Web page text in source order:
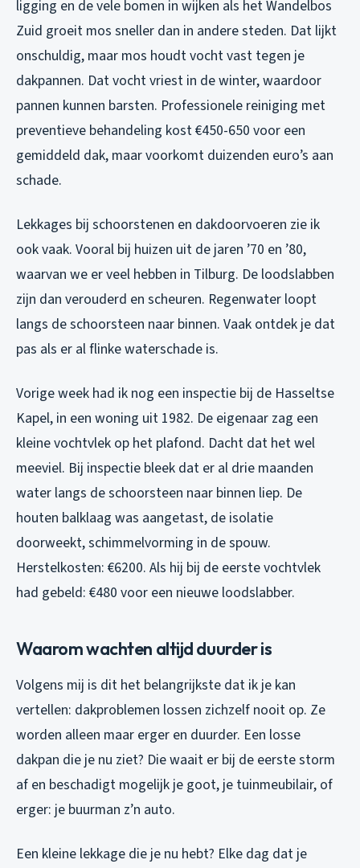
ligging en de vele bomen in wijken als het Wandelbos
Zuid groeit mos sneller dan in andere steden. Dat lijkt
onschuldig, maar mos houdt vocht vast tegen je
dakpannen. Dat vocht vriest in de winter, waardoor
pannen kunnen barsten. Professionele reiniging met
preventieve behandeling kost €450-650 voor een
gemiddeld dak, maar voorkomt duizenden euro’s aan
schade.
Lekkages bij schoorstenen en dakdoorvoeren zie ik
ook vaak. Vooral bij huizen uit de jaren ’70 en ’80,
waarvan we er veel hebben in Tilburg. De loodslabben
zijn dan verouderd en scheuren. Regenwater loopt
langs de schoorsteen naar binnen. Vaak ontdek je dat
pas als er al flinke waterschade is.
Vorige week had ik nog een inspectie bij de Hasseltse
Kapel, in een woning uit 1982. De eigenaar zag een
kleine vochtvlek op het plafond. Dacht dat het wel
meeviel. Bij inspectie bleek dat er al drie maanden
water langs de schoorsteen naar binnen liep. De
houten balklaag was aangetast, de isolatie
doorweekt, schimmelvorming in de spouw.
Herstelkosten: €6200. Als hij bij de eerste vochtvlek
had gebeld: €480 voor een nieuwe loodslabber.
Waarom wachten altijd duurder is
Volgens mij is dit het belangrijkste dat ik je kan
vertellen: dakproblemen lossen zichzelf nooit op. Ze
worden alleen maar erger en duurder. Een losse
dakpan die je nu ziet? Die waait er bij de eerste storm
af en beschadigt mogelijk je goot, je tuinmeubilair, of
erger: je buurman z’n auto.
Een kleine lekkage die je nu hebt? Elke dag dat je